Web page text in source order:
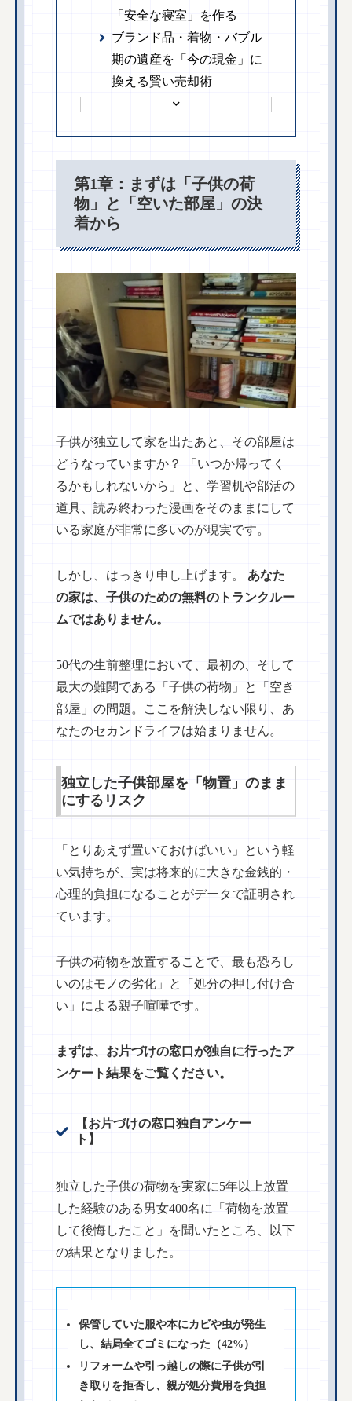
「安全な寝室」を作る
ブランド品・着物・バブル
期の遺産を「今の現金」に
換える賢い売却術
第1章：まずは「子供の荷
物」と「空いた部屋」の決
着から
子供が独立して家を出たあと、その部屋は
どうなっていますか？ 「いつか帰ってく
るかもしれないから」と、学習机や部活の
道具、読み終わった漫画をそのままにして
いる家庭が非常に多いのが現実です。
しかし、はっきり申し上げます。 あなた
の家は、子供のための無料のトランクルー
ムではありません。
50代の生前整理において、最初の、そして
最大の難関である「子供の荷物」と「空き
部屋」の問題。ここを解決しない限り、あ
なたのセカンドライフは始まりません。
独立した子供部屋を「物置」のまま
にするリスク
「とりあえず置いておけばいい」という軽
い気持ちが、実は将来的に大きな金銭的・
心理的負担になることがデータで証明され
ています。
子供の荷物を放置することで、最も恐ろし
いのはモノの劣化」と「処分の押し付け合
い」による親子喧嘩です。
まずは、お片づけの窓口が独自に行ったア
ンケート結果をご覧ください。
【お片づけの窓口独自アンケー
ト】
独立した子供の荷物を実家に5年以上放置
した経験のある男女400名に「荷物を放置
して後悔したこと」を聞いたところ、以下
の結果となりました。
保管していた服や本にカビや虫が発生
し、結局全てゴミになった（42%）
リフォームや引っ越しの際に子供が引
き取りを拒否し、親が処分費用を負担